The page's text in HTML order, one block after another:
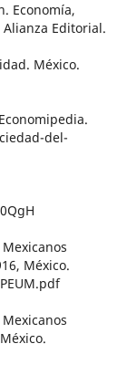
Economía,
Alianza Editorial.
México.
del-
México.